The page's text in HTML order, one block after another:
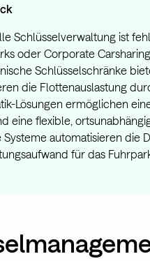
Schlüsselverwaltung ist
oder Corporate
Schlüsselschränke
die Flottenauslastung
Lösungen ermöglichen
eine flexible,
Systeme automatisieren die
für das